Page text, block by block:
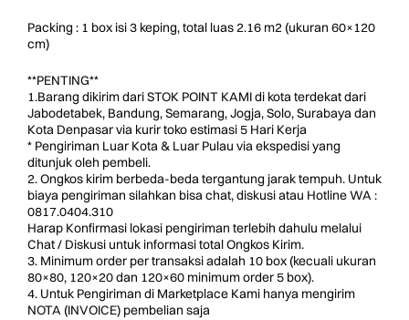
Packing : 1 box isi 3 keping, total luas 2.16 m2 (ukuran 60×120
cm)
**PENTING**
1.Barang dikirim dari STOK POINT KAMI di kota terdekat dari
Jabodetabek, Bandung, Semarang, Jogja, Solo, Surabaya dan
Kota Denpasar via kurir toko estimasi 5 Hari Kerja
* Pengiriman Luar Kota & Luar Pulau via ekspedisi yang
ditunjuk oleh pembeli.
2. Ongkos kirim berbeda-beda tergantung jarak tempuh. Untuk
biaya pengiriman silahkan bisa chat, diskusi atau Hotline WA :
0817.0404.310
Harap Konfirmasi lokasi pengiriman terlebih dahulu melalui
Chat / Diskusi untuk informasi total Ongkos Kirim.
3. Minimum order per transaksi adalah 10 box (kecuali ukuran
80×80, 120×20 dan 120×60 minimum order 5 box).
4. Untuk Pengiriman di Marketplace Kami hanya mengirim
NOTA (INVOICE) pembelian saja